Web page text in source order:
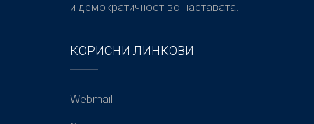
и демократичност во наставата.
КОРИСНИ ЛИНКОВИ
Webmail